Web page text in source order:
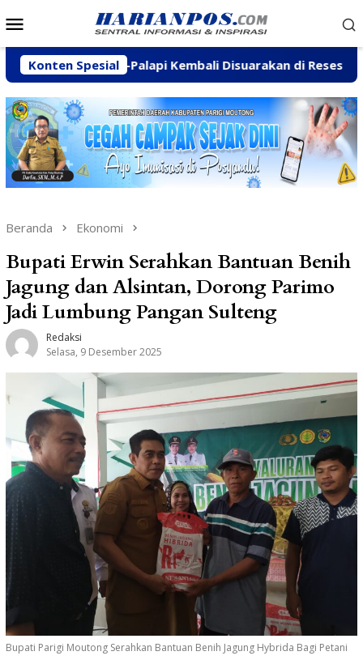
ke
Mobile
Konten Spesial
Palapi Kembali Disuarakan di Reses Mastulah
Beranda Ekonomi
Bupati Erwin Serahkan Bantuan Benih
Jagung dan Alsintan, Dorong Parimo
Jadi Lumbung Pangan Sulteng
Redaksi
Selasa, 9 Desember 2025
Bupati Parigi Moutong Serahkan Bantuan Benih Jagung Hybrida Bagi Petani